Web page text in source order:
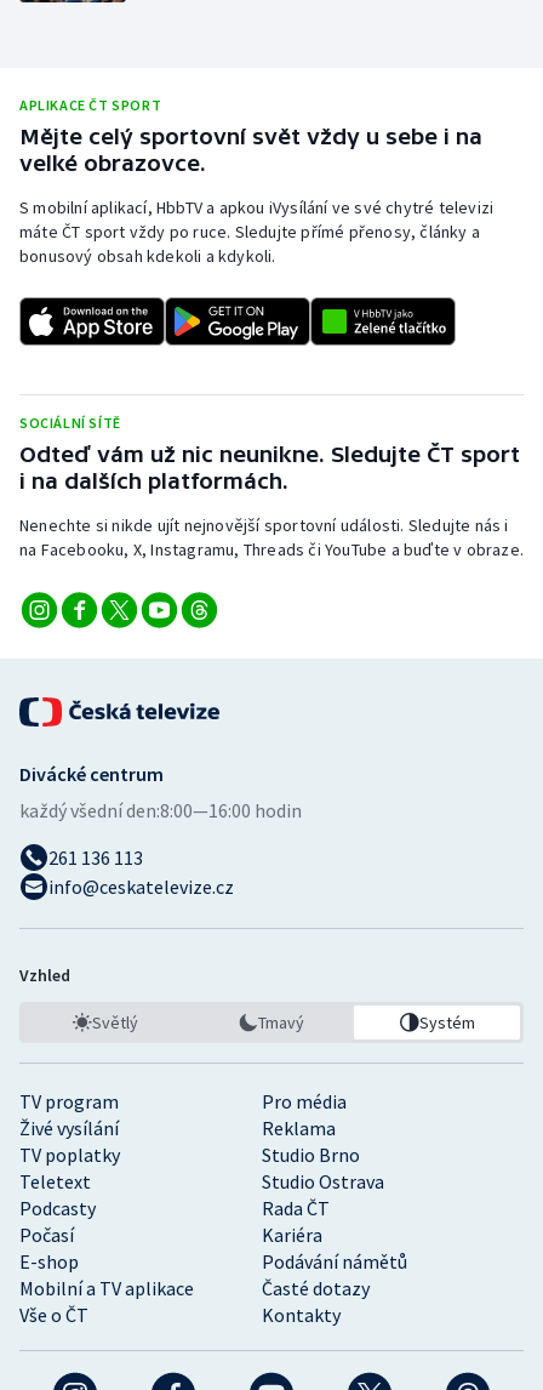
Rychlostní kanoistika
Short track
Sportovní střelba
Stolní tenis
Vodní slalom
Volejbal
Ostatní
APLIKACE ČT SPORT
Mějte celý sportovní svět vždy u sebe i na
velké obrazovce.
S mobilní aplikací, HbbTV a apkou iVysílání ve své chytré televizi
máte ČT sport vždy po ruce. Sledujte přímé přenosy, články a
bonusový obsah kdekoli a kdykoli.
SOCIÁLNÍ SÍTĚ
Odteď vám už nic neunikne. Sledujte ČT sport
i na dalších platformách.
Nenechte si nikde ujít nejnovější sportovní události. Sledujte nás i
na Facebooku, X, Instagramu, Threads či YouTube a buďte v obraze.
TV program
Pro média
Živé vysílání
Reklama
TV poplatky
Studio Brno
Teletext
Studio Ostrava
Podcasty
Rada ČT
Počasí
Kariéra
E-shop
Podávání námětů
Mobilní a TV aplikace
Časté dotazy
Vše o ČT
Kontakty
Divácké centrum
každý všední den:8:00—16:00 hodin
261 136 113
info@ceskatelevize.cz
Vzhled
Světlý Tmavý Systém